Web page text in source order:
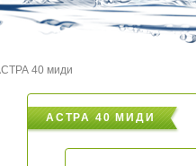
40 миди
АСТРА 40 МИДИ